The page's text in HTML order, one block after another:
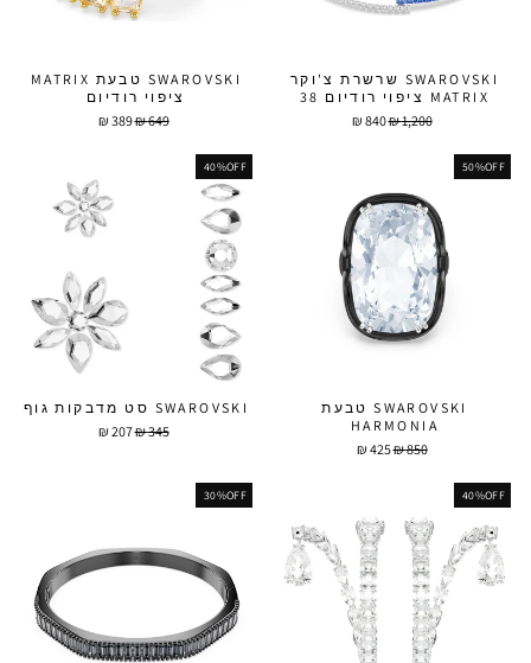
SWAROVSKI שרשרת צ'וקר
MATRIX ציפוי רודיום 38
מחיר
1,200 ₪
מחיר
840 ₪
SWAROVSKI טבעת MATRIX
ציפוי רודיום
מחיר
649 ₪
מחיר
389 ₪
50%OFF
SWAROVSKI טבעת
HARMONIA
מחיר
850 ₪
מחיר
425 ₪
40%OFF
SWAROVSKI סט מדבקות גוף
מחיר
345 ₪
מחיר
207 ₪
40%OFF
30%OFF